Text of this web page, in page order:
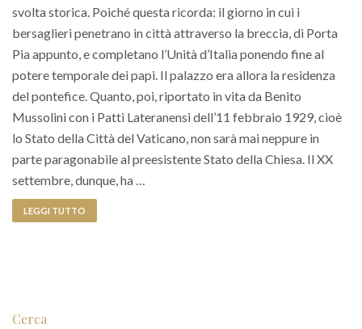
svolta storica. Poiché questa ricorda: il giorno in cui i
bersaglieri penetrano in città attraverso la breccia, di Porta
Pia appunto, e completano l’Unità d’Italia ponendo fine al
potere temporale dei papi. Il palazzo era allora la residenza
del pontefice. Quanto, poi, riportato in vita da Benito
Mussolini con i Patti Lateranensi dell’11 febbraio 1929, cioè
lo Stato della Città del Vaticano, non sarà mai neppure in
parte paragonabile al preesistente Stato della Chiesa. Il XX
settembre, dunque, ha …
LEGGI TUTTO
Cerca